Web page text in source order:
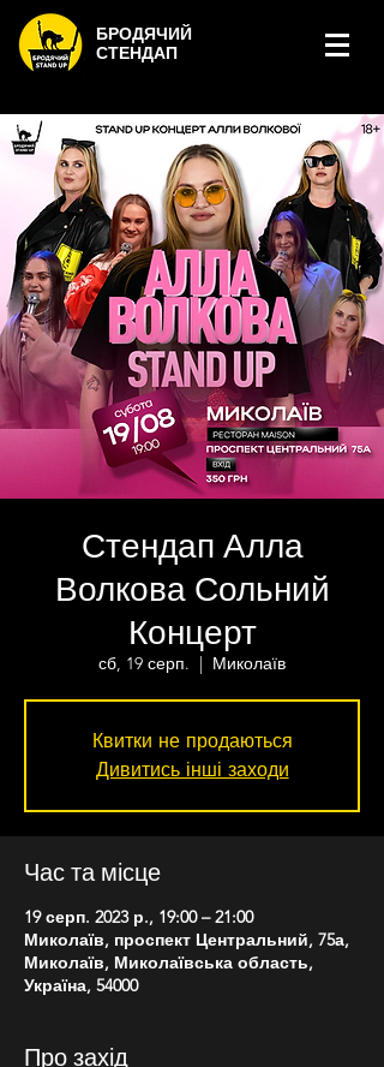
БРОДЯЧИЙ
СТЕНДАП
Стендап Алла
Волкова Сольний
Концерт
сб, 19 серп.
  |
Миколаїв
Квитки не продаються
Дивитись інші заходи
Час та місце
19 серп. 2023 р., 19:00 – 21:00
Миколаїв, проспект Центральний, 75а,
Миколаїв, Миколаївська область,
Україна, 54000
Про захід